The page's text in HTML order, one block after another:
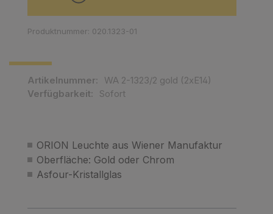
ORION Leuchte aus Wiener Manufaktur
Oberfläche: Gold oder Chrom
Asfour-Kristallglas
Artikelnummer:
WA 2-1323/2 gold (2xE14)
Verfügbarkeit:
Sofort
Produktnummer: 020.1323-01